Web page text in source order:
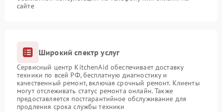
сайте
Широкий спектр услуг
Сервисный центр KitchenAid обеспечивает доставку
техники по всей РФ, бесплатную диагностику и
качественный ремонт, включая срочный ремонт. Клиенты
могут отслеживать статус ремонта онлайн. Также
предоставляется постгарантийное обслуживание для
продления срока службы техники